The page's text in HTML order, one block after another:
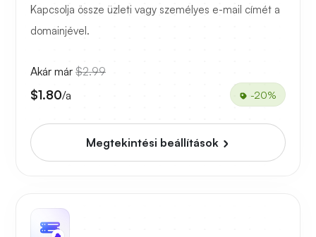
Kapcsolja össze üzleti vagy személyes e-mail címét a
domainjével.
Akár már $2.99
$1.80/a -20%
Megtekintési beállítások